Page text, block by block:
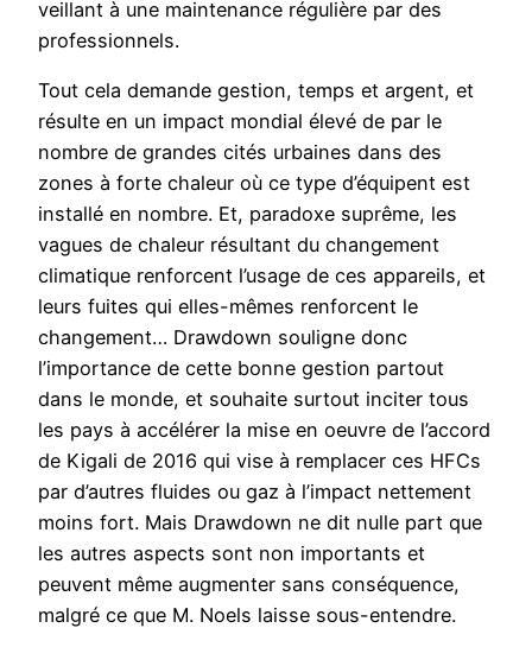
veillant à une maintenance régulière par des
professionnels.
Tout cela demande gestion, temps et argent, et
résulte en un impact mondial élevé de par le
nombre de grandes cités urbaines dans des
zones à forte chaleur où ce type d’équipent est
installé en nombre. Et, paradoxe suprême, les
vagues de chaleur résultant du changement
climatique renforcent l’usage de ces appareils, et
leurs fuites qui elles-mêmes renforcent le
changement… Drawdown souligne donc
l’importance de cette bonne gestion partout
dans le monde, et souhaite surtout inciter tous
les pays à accélérer la mise en oeuvre de l’accord
de Kigali de 2016 qui vise à remplacer ces HFCs
par d’autres fluides ou gaz à l’impact nettement
moins fort. Mais Drawdown ne dit nulle part que
les autres aspects sont non importants et
peuvent même augmenter sans conséquence,
malgré ce que M. Noels laisse sous-entendre.